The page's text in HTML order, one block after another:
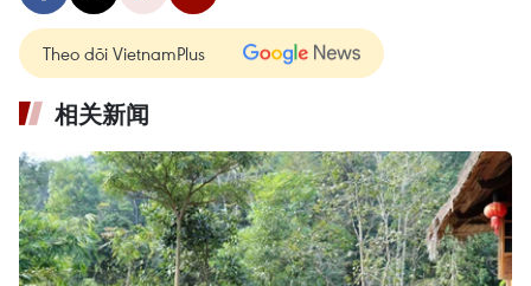
Theo dõi VietnamPlus
相关新闻